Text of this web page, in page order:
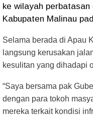
ke wilayah
Kabupaten Malinau
Selama berada di Apau
langsung kerusakan
kesulitan yang dihadapi
“Saya bersama pak
dengan para tokoh
mereka terkait kondisi